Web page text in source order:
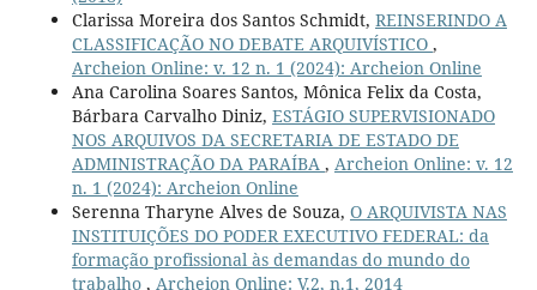
Clarissa Moreira dos Santos Schmidt, REINSERINDO A
CLASSIFICAÇÃO NO DEBATE ARQUIVÍSTICO ,
Archeion Online: v. 12 n. 1 (2024): Archeion Online
Ana Carolina Soares Santos, Mônica Felix da Costa,
Bárbara Carvalho Diniz, ESTÁGIO SUPERVISIONADO
NOS ARQUIVOS DA SECRETARIA DE ESTADO DE
ADMINISTRAÇÃO DA PARAÍBA , Archeion Online: v. 12
n. 1 (2024): Archeion Online
Serenna Tharyne Alves de Souza, O ARQUIVISTA NAS
INSTITUIÇÕES DO PODER EXECUTIVO FEDERAL: da
formação profissional às demandas do mundo do
trabalho , Archeion Online: V.2, n.1, 2014